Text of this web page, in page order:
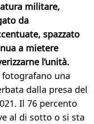
militare,
da
spazzato
a mietere
l’unità.
una
dalla presa del
Il 76 percento
al di sotto o si sta